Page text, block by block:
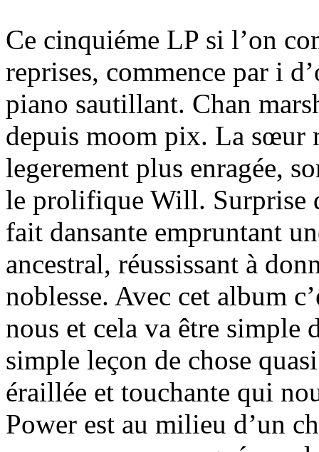
Ce cinquiéme LP si l’on
reprises, commence par i
piano sautillant. Chan
depuis moom pix. La sœur
legerement plus enragée,
le prolifique Will. Surprise
fait dansante empruntant
ancestral, réussissant à
noblesse. Avec cet album
nous et cela va être simple
simple leçon de chose
éraillée et touchante qui
Power est au milieu d’un